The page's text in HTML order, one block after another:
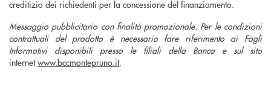
creditizio dei richiedenti per la concessione del finanziamento.
Messaggio pubblicitario con finalità promozionale. Per le condizioni
contrattuali del prodotto è necessario fare riferimento ai Fogli
Informativi disponibili presso le filiali della Banca e sul sito
internetwww.bccmontepruno.it.